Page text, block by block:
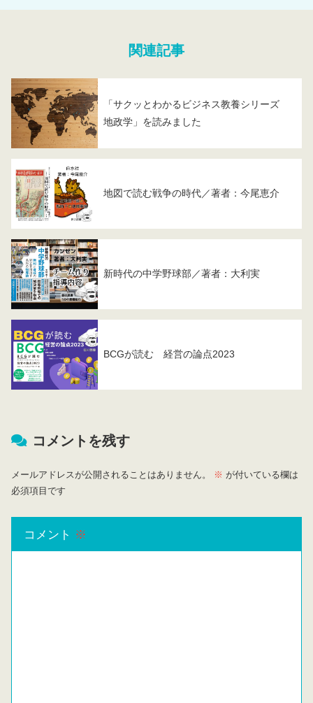
関連記事
「サクッとわかるビジネス教養シリーズ
地政学」を読みました
地図で読む戦争の時代／著者：今尾恵介
新時代の中学野球部／著者：大利実
BCGが読む 経営の論点2023
コメントを残す
メールアドレスが公開されることはありません。 ※ が付いている欄は
必須項目です
コメント ※